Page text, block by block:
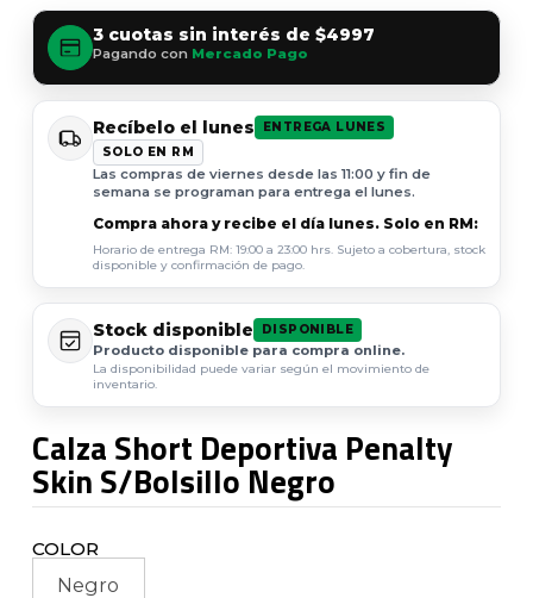
3 cuotas sin interés de $4997
Pagando con Mercado Pago
Recíbelo el lunes
ENTREGA LUNES
SOLO EN RM
Las compras de viernes desde las 11:00 y fin de
semana se programan para entrega el lunes.
Compra ahora y recibe el día lunes. Solo en RM:
Horario de entrega RM: 19:00 a 23:00 hrs. Sujeto a cobertura, stock
disponible y confirmación de pago.
Stock disponible DISPONIBLE
Producto disponible para compra online.
La disponibilidad puede variar según el movimiento de
inventario.
Calza Short Deportiva Penalty
Skin S/Bolsillo Negro
COLOR
Negro